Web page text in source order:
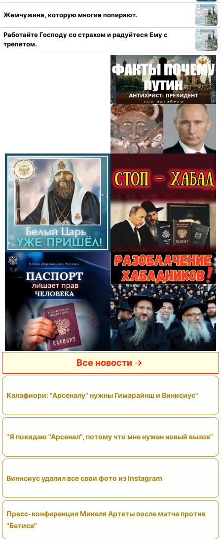
Жемчужина, которую многие попирают.
Работайте Господу со страхом и радуйтеся Ему с
трепетом.
Все новости
Калафиори: "Арсеналу" нужны Гимарайнш и Винисиус"
"Я покидаю "Арсенал", потому что мне нужен новый вызов"
Винисиус удалил все свои фото из Instagram
Пресс-конференция Микеля Артеты после матча против
"Бетиса"